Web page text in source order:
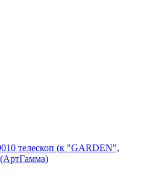
телескоп (к "GARDEN",